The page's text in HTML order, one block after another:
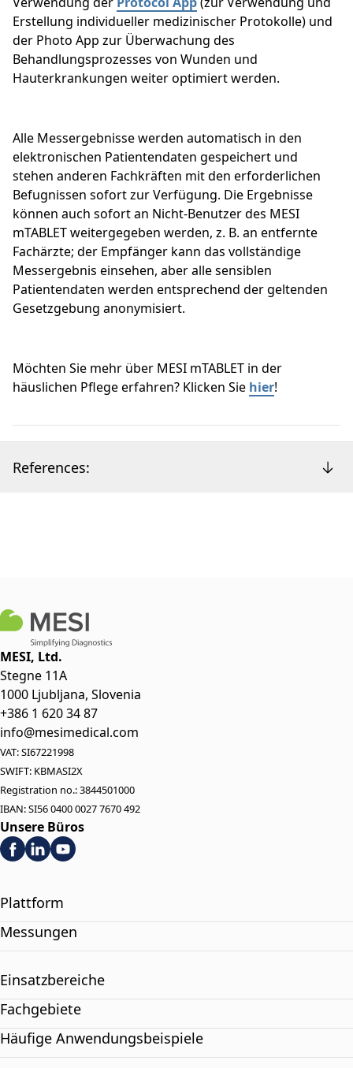
Erstellung individueller medizinischer Protokolle) und
der Photo App zur Überwachung des
Behandlungsprozesses von Wunden und
Hauterkrankungen weiter optimiert werden.
Alle Messergebnisse werden automatisch in den
elektronischen Patientendaten gespeichert und
stehen anderen Fachkräften mit den erforderlichen
Befugnissen sofort zur Verfügung. Die Ergebnisse
können auch sofort an Nicht-Benutzer des MESI
mTABLET weitergegeben werden, z. B. an entfernte
Fachärzte; der Empfänger kann das vollständige
Messergebnis einsehen, aber alle sensiblen
Patientendaten werden entsprechend der geltenden
Gesetzgebung anonymisiert.
Möchten Sie mehr über MESI mTABLET in der
häuslichen Pflege erfahren? Klicken Sie hier!
References:
MESI, Ltd.
Stegne 11A
1000 Ljubljana, Slovenia
+386 1 620 34 87
info@mesimedical.com
VAT: SI67221998
SWIFT: KBMASI2X
Registration no.: 3844501000
IBAN: SI56 0400 0027 7670 492
Unsere Büros
Plattform
Messungen
Einsatzbereiche
Fachgebiete
Häufige Anwendungsbeispiele